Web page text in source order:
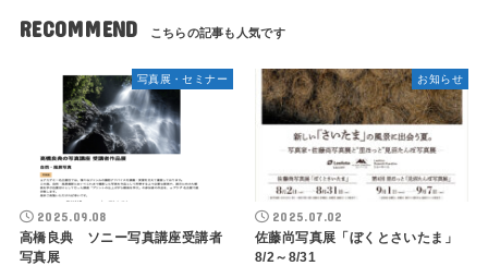
RECOMMEND
写真展・セミナー
2025.09.08
高橋良典 ソニー写真講座受講者
写真展
お知らせ
2025.07.02
佐藤尚写真展「ぼくとさいたま」
8/2～8/31